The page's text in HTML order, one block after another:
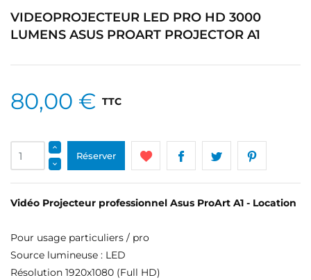
VIDEOPROJECTEUR LED PRO HD 3000
LUMENS ASUS PROART PROJECTOR A1
80,00 € TTC
Réserver
Vidéo Projecteur professionnel Asus ProArt A1 - Location
Pour usage particuliers / pro
Source lumineuse : LED
Résolution 1920x1080 (Full HD)